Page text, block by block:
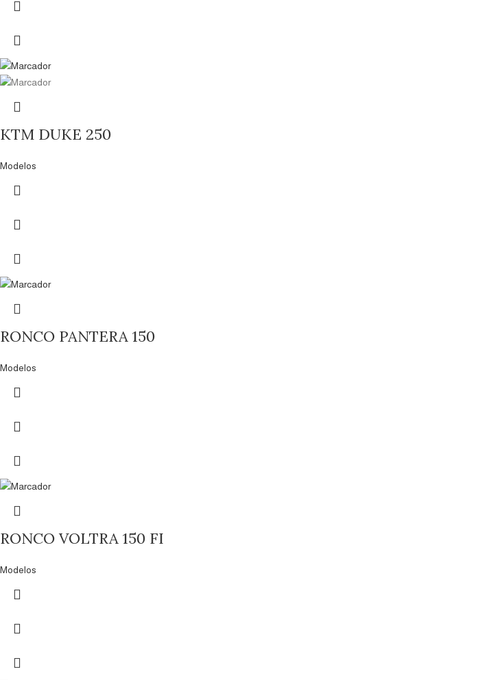
KTM DUKE 250
Modelos
RONCO PANTERA 150
Modelos
RONCO VOLTRA 150 FI
Modelos